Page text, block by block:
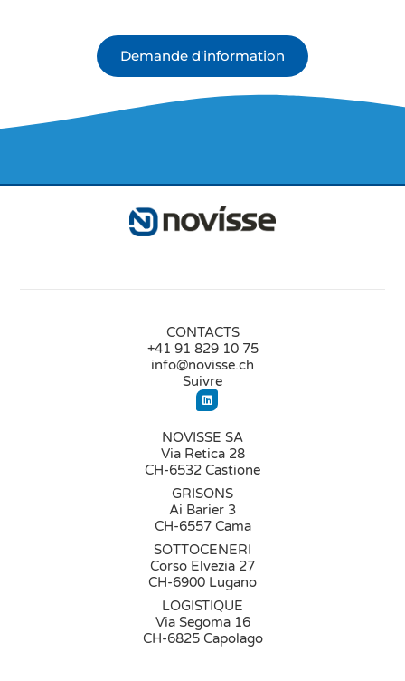
Demande d'information
CONTACTS
+41 91 829 10 75
info@novisse.ch
Suivre
NOVISSE SA
Via Retica 28
CH-6532 Castione
GRISONS
Ai Barier 3
CH-6557 Cama
SOTTOCENERI
Corso Elvezia 27
CH-6900 Lugano
LOGISTIQUE
Via Segoma 16
CH-6825 Capolago